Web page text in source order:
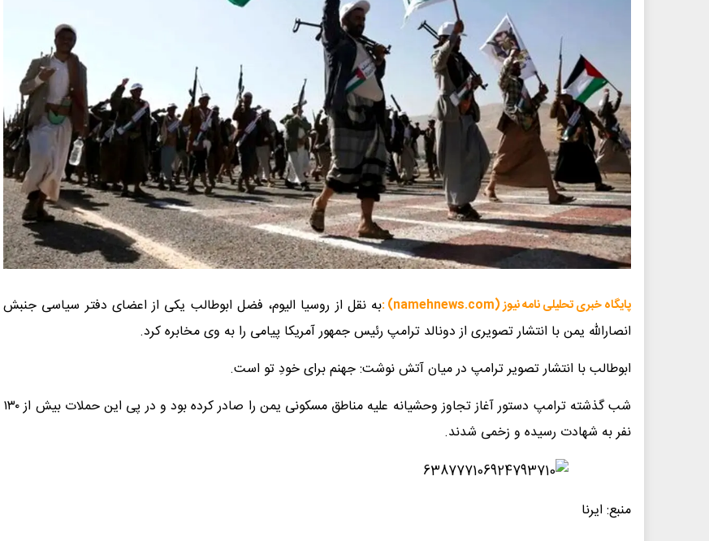
پایگاه خبری تحلیلی نامه نیوز (namehnews.com) :
به نقل از روسیا الیوم، فضل ابوطالب یکی از اعضای دفتر سیاسی جنبش
انصارالله یمن با انتشار تصویری از دونالد ترامپ رئیس جمهور آمریکا پیامی را به وی مخابره کرد.
ابوطالب با انتشار تصویر ترامپ در میان آتش نوشت: جهنم برای خودِ تو است.
شب گذشته ترامپ دستور آغاز تجاوز وحشیانه علیه مناطق مسکونی یمن را صادر کرده بود و در پی این حملات بیش از ۱۳۰
نفر به شهادت رسیده و زخمی شدند.
منبع: ایرنا